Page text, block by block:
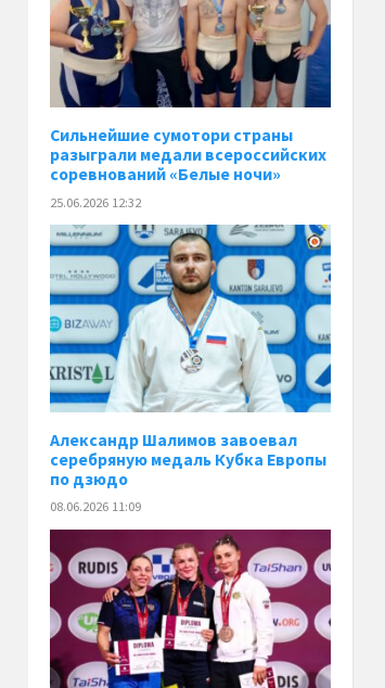
Сильнейшие сумотори страны
разыграли медали всероссийских
соревнований «Белые ночи»
25.06.2026 12:32
Александр Шалимов завоевал
серебряную медаль Кубка Европы
по дзюдо
08.06.2026 11:09